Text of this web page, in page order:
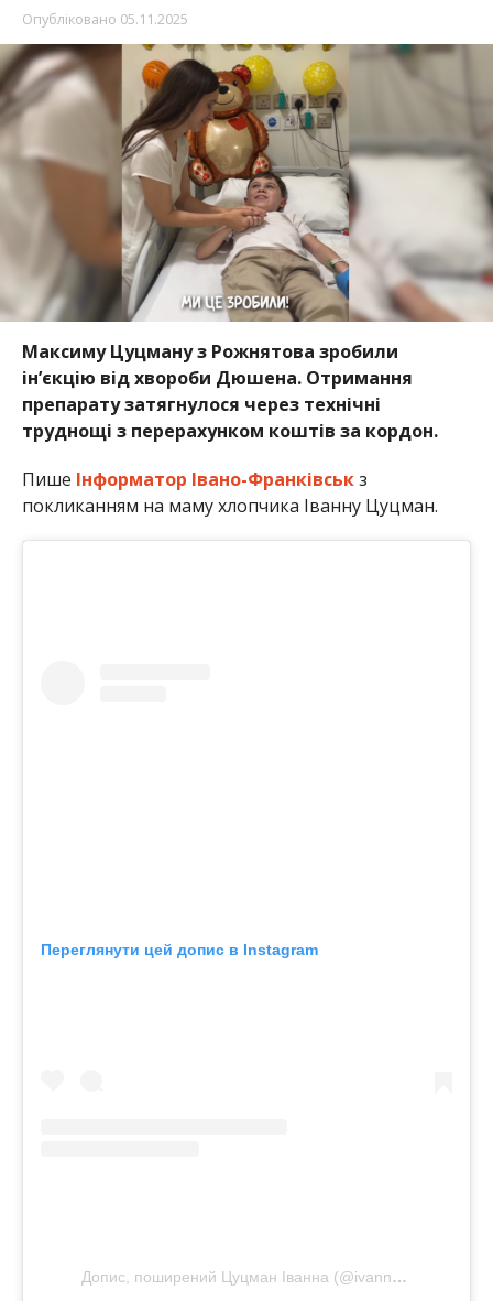
Опубліковано 05.11.2025
Максиму Цуцману з Рожнятова зробили
ін’єкцію від хвороби Дюшена. Отримання
препарату затягнулося через технічні
труднощі з перерахунком коштів за кордон.
Пише Інформатор Івано-Франківськз
покликанням на маму хлопчика Іванну Цуцман.
Переглянути цей допис в Instagram
Допис, поширений Цуцман Іванна (@ivanna.tsutsman)